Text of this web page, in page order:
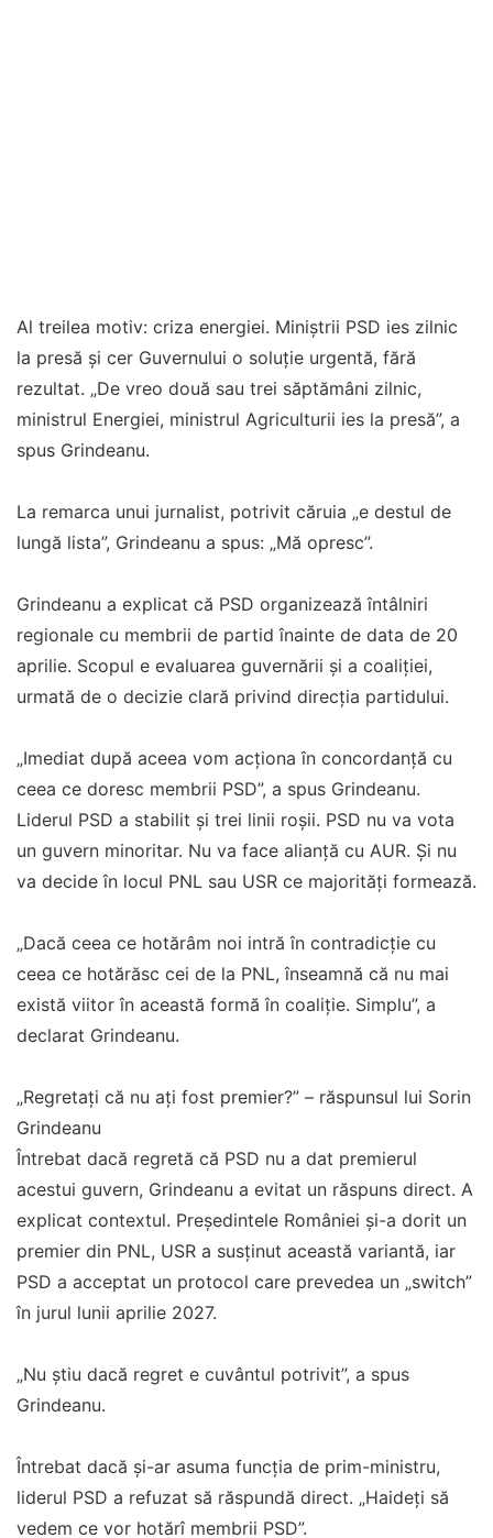
Al treilea motiv: criza energiei. Miniștrii PSD ies zilnic
la presă și cer Guvernului o soluție urgentă, fără
rezultat. „De vreo două sau trei săptămâni zilnic,
ministrul Energiei, ministrul Agriculturii ies la presă”, a
spus Grindeanu.
La remarca unui jurnalist, potrivit căruia „e destul de
lungă lista”, Grindeanu a spus: „Mă opresc”.
Grindeanu a explicat că PSD organizează întâlniri
regionale cu membrii de partid înainte de data de 20
aprilie. Scopul e evaluarea guvernării și a coaliției,
urmată de o decizie clară privind direcția partidului.
„Imediat după aceea vom acționa în concordanță cu
ceea ce doresc membrii PSD”, a spus Grindeanu.
Liderul PSD a stabilit și trei linii roșii. PSD nu va vota
un guvern minoritar. Nu va face alianță cu AUR. Și nu
va decide în locul PNL sau USR ce majorități formează.
„Dacă ceea ce hotărâm noi intră în contradicție cu
ceea ce hotărăsc cei de la PNL, înseamnă că nu mai
există viitor în această formă în coaliție. Simplu”, a
declarat Grindeanu.
„Regretați că nu ați fost premier?” – răspunsul lui Sorin
Grindeanu
Întrebat dacă regretă că PSD nu a dat premierul
acestui guvern, Grindeanu a evitat un răspuns direct. A
explicat contextul. Președintele României și-a dorit un
premier din PNL, USR a susținut această variantă, iar
PSD a acceptat un protocol care prevedea un „switch”
în jurul lunii aprilie 2027.
„Nu știu dacă regret e cuvântul potrivit”, a spus
Grindeanu.
Întrebat dacă și-ar asuma funcția de prim-ministru,
liderul PSD a refuzat să răspundă direct. „Haideți să
vedem ce vor hotărî membrii PSD”.